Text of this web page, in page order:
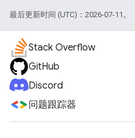
最后更新时间 (UTC)：2026-07-11。
Stack Overflow
GitHub
Discord
问题跟踪器